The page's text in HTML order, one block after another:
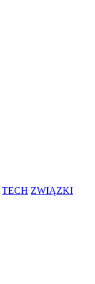
TECH ZWIĄZKI